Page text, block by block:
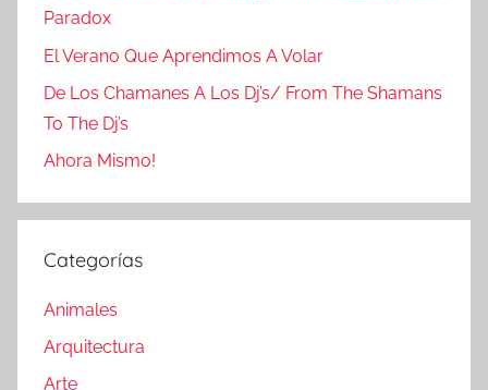
Paradox
El Verano Que Aprendimos A Volar
De Los Chamanes A Los Dj’s/ From The Shamans
To The Dj’s
Ahora Mismo!
Categorías
Animales
Arquitectura
Arte